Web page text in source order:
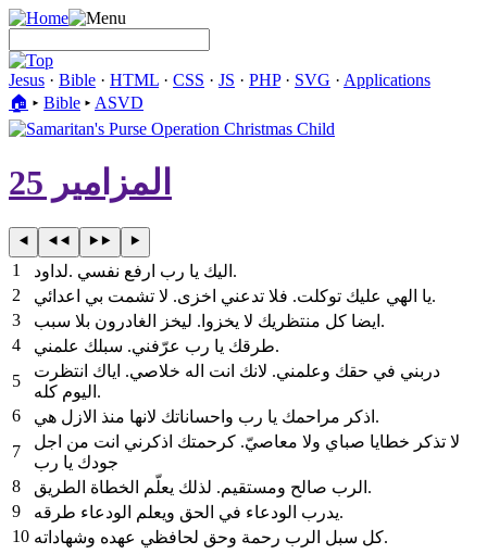
Jesus · Bible · HTML · CSS · JS · PHP· SVG · Applications
🏠︎ ▸ Bible ▸ ASVD
المزامير 25
1
لداود‎. ‎اليك يا رب ارفع نفسي‎.
2
‎يا الهي عليك توكلت. فلا تدعني اخزى. لا تشمت بي اعدائي‎.
3
‎ايضا كل منتظريك لا يخزوا. ليخز الغادرون بلا سبب‎.
4
‎طرقك يا رب عرّفني. سبلك علمني‎.
5
اليوم كله‎.
6
‎اذكر مراحمك يا رب واحساناتك لانها منذ الازل هي‎.
7
جودك يا رب
8
الرب صالح ومستقيم. لذلك يعلّم الخطاة الطريق‎.
9
‎يدرب الودعاء في الحق ويعلم الودعاء طرقه‎.
10
‎كل سبل الرب رحمة وحق لحافظي عهده وشهاداته‎.